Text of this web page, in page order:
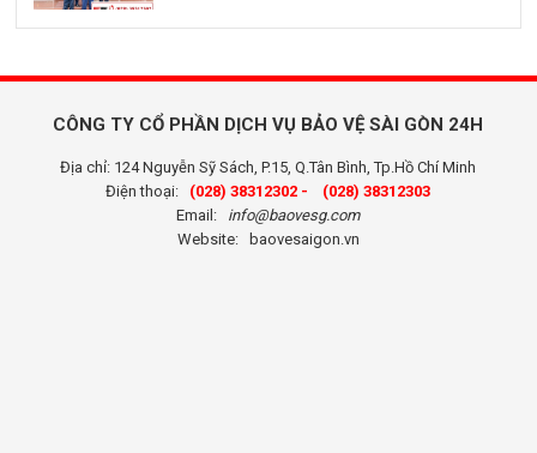
CÔNG TY CỔ PHẦN DỊCH VỤ BẢO VỆ SÀI GÒN 24H
Địa chỉ: 124 Nguyễn Sỹ Sách, P.15, Q.Tân Bình, Tp.Hồ Chí Minh
Điện thoại: (028) 38312302 -
(028) 38312303
Email: info@baovesg.com
Website:
baovesaigon.vn